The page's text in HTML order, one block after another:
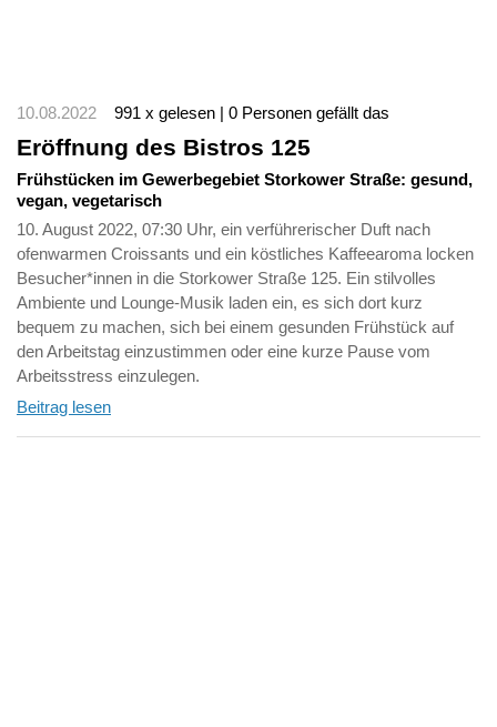
10.08.2022 991 x gelesen | 0 Personen gefällt das
Eröffnung des Bistros 125
Frühstücken im Gewerbegebiet Storkower Straße: gesund,
vegan, vegetarisch
10. August 2022, 07:30 Uhr, ein verführerischer Duft nach
ofenwarmen Croissants und ein köstliches Kaffeearoma locken
Besucher*innen in die Storkower Straße 125. Ein stilvolles
Ambiente und Lounge-Musik laden ein, es sich dort kurz
bequem zu machen, sich bei einem gesunden Frühstück auf
den Arbeitstag einzustimmen oder eine kurze Pause vom
Arbeitsstress einzulegen.
Beitrag lesen